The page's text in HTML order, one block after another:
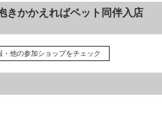
きかかえればペット同伴入店
・他の参加ショップをチェック